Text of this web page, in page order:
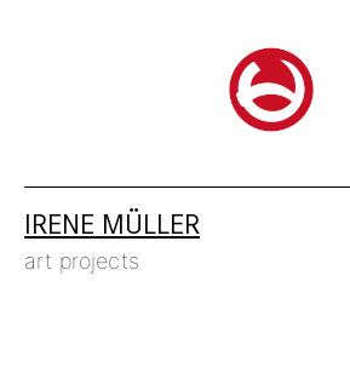
IRENE MÜLLER
art projects